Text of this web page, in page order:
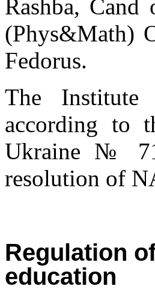
Rashba,
(Phys&Math)
Fedorus.
The Institute
according to
Ukraine №
resolution of
Regulation
education